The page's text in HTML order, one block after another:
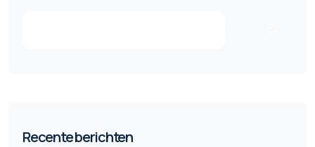
Recente berichten